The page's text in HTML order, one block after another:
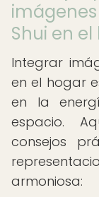
Shui en
Integrar
en el hogar
en la
espacio.
consejos
armoniosa: